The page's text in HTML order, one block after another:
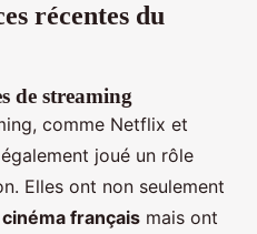
récentes du
de streaming
comme Netflix et
joué un rôle
Elles ont non seulement
français mais ont